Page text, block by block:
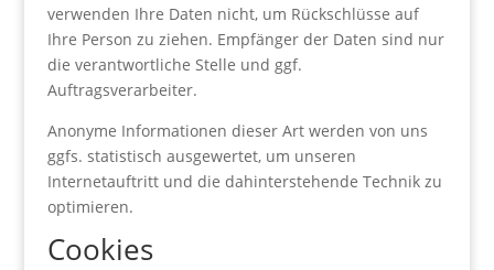
verwenden Ihre Daten nicht, um Rückschlüsse auf
Ihre Person zu ziehen. Empfänger der Daten sind nur
die verantwortliche Stelle und ggf.
Auftragsverarbeiter.
Anonyme Informationen dieser Art werden von uns
ggfs. statistisch ausgewertet, um unseren
Internetauftritt und die dahinterstehende Technik zu
optimieren.
Cookies